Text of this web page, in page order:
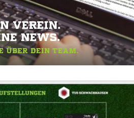
VEREIN.
NEWS.
ÜBER DEIN TEAM.